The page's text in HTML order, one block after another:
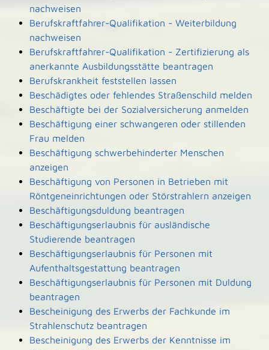
nachweisen
Berufskraftfahrer-Qualifikation - Weiterbildung
nachweisen
Berufskraftfahrer-Qualifikation - Zertifizierung als
anerkannte Ausbildungsstätte beantragen
Berufskrankheit feststellen lassen
Beschädigtes oder fehlendes Straßenschild melden
Beschäftigte bei der Sozialversicherung anmelden
Beschäftigung einer schwangeren oder stillenden
Frau melden
Beschäftigung schwerbehinderter Menschen
anzeigen
Beschäftigung von Personen in Betrieben mit
Röntgeneinrichtungen oder Störstrahlern anzeigen
Beschäftigungsduldung beantragen
Beschäftigungserlaubnis für ausländische
Studierende beantragen
Beschäftigungserlaubnis für Personen mit
Aufenthaltsgestattung beantragen
Beschäftigungserlaubnis für Personen mit Duldung
beantragen
Bescheinigung des Erwerbs der Fachkunde im
Strahlenschutz beantragen
Bescheinigung des Erwerbs der Kenntnisse im